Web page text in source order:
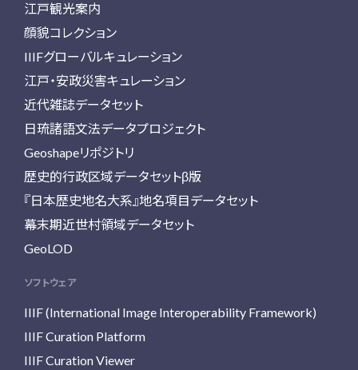
江戸観光案内
顔貌コレクション
IIIFグローバルキュレーション
江戸・安政災害キュレーション
近代雑誌データセット
日琉諸語文法データプロジェクト
Geoshapeリポジトリ
歴史的行政区域データセットβ版
『日本歴史地名大系』地名項目データセット
幕末期近世村領域データセット
GeoLOD
ソフトウェア
IIIF (International Image Interoperability Framework)
IIIF Curation Platform
IIIF Curation Viewer